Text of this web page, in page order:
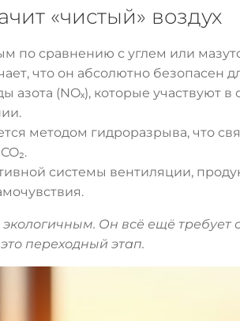
«чистый» воздух
по сравнению с углем или
что он абсолютно
азота (NOₓ), которые участвуют
методом гидроразрыва, что
системы вентиляции,
Он всё ещё требует
переходный этап.